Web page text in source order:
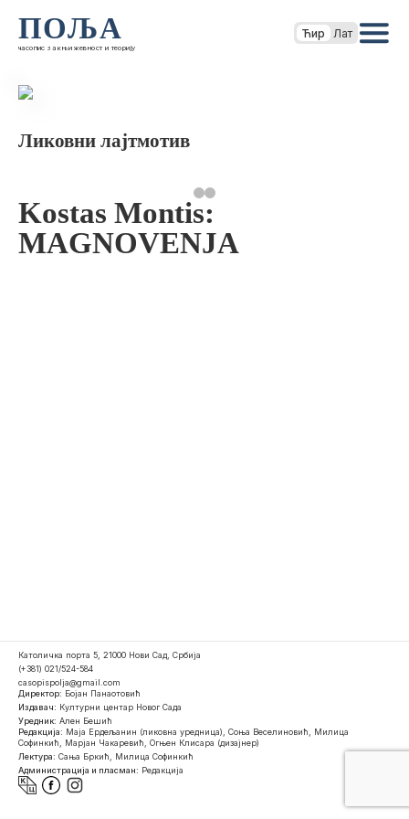
ПОЉА
часопис за књижевност и теорију
Ћир Лат
Ликовни лајтмотив
Kostas Montis:
MAGNOVENJA
Католичка порта 5, 21000 Нови Сад, Србија
(+381) 021/524-584
casopispolja@gmail.com
Директор: Бојан Панаотовић
Издавач: Културни центар Новог Сада
Уредник: Ален Бешић
Редакција: Маја Ердељанин (ликовна уредница), Соња Веселиновић, Милица
Софинкић, Марјан Чакаревић, Огњен Клисара (дизајнер)
Лектура: Сања Бркић, Милица Софинкић
Администрација и пласман: Редакција